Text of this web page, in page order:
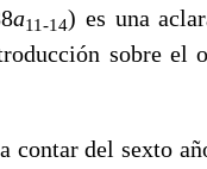
a11-14) es una
sobre el
del sexto